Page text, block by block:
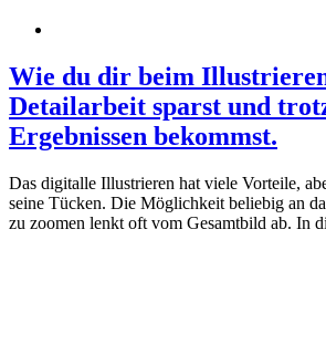
Wie du dir beim
Detailarbeit sparst und
Ergebnissen bekommst.
Das digitalle Illustrieren hat viele Vorteile,
seine Tücken. Die Möglichkeit beliebig an
zu zoomen lenkt oft vom Gesamtbild ab. In